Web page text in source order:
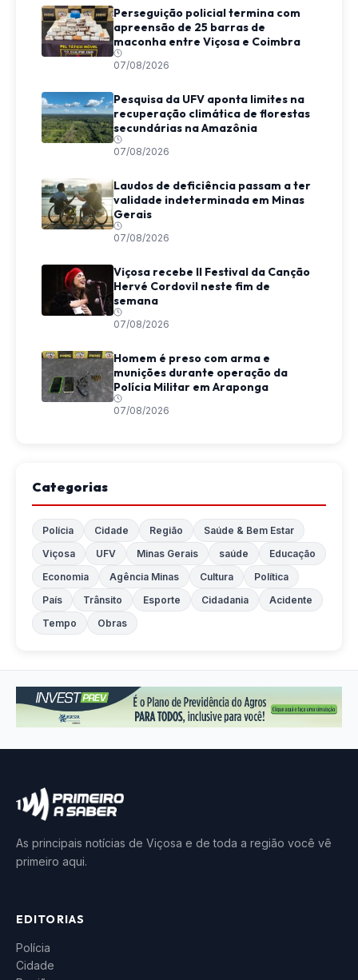
Perseguição policial termina com
apreensão de 25 barras de
maconha entre Viçosa e Coimbra
07/08/2026
Pesquisa da UFV aponta limites na
recuperação climática de florestas
secundárias na Amazônia
07/08/2026
Laudos de deficiência passam a ter
validade indeterminada em Minas
Gerais
07/08/2026
Viçosa recebe II Festival da Canção
Hervé Cordovil neste fim de
semana
07/08/2026
Homem é preso com arma e
munições durante operação da
Polícia Militar em Araponga
07/08/2026
Categorias
Polícia Cidade Região
Saúde & Bem Estar
Viçosa
UFV Minas Gerais saúde
Educação
Economia
Agência Minas Cultura
Política
País
Trânsito Esporte Cidadania
Acidente
Tempo
Obras
As principais notícias de Viçosa e de toda a região você vê
primeiro aqui.
EDITORIAS
Polícia
Cidade